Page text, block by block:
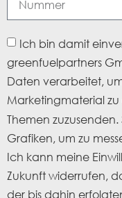
Ich bin damit
greenfuelpartners
Daten verarbeitet,
Marketingmaterial
Themen zuzusenden.
Grafiken, um zu
Ich kann meine
Zukunft widerrufen,
der bis dahin